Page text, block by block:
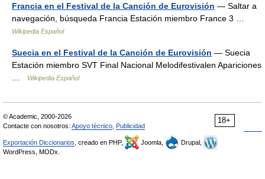
Francia en el Festival de la Canción de Eurovisión — Saltar a
navegación, búsqueda Francia Estación miembro France 3 …
Wikipedia Español
Suecia en el Festival de la Canción de Eurovisión — Suecia
Estación miembro SVT Final Nacional Melodifestivalen Apariciones
Wikipedia Español
18+
© Academic, 2000-2026
Contacte con nosotros: Apoyo técnico Publicidad
Exportación Diccionarios , creado en PHP, Joomla,
Drupal,
WordPress, MODx.